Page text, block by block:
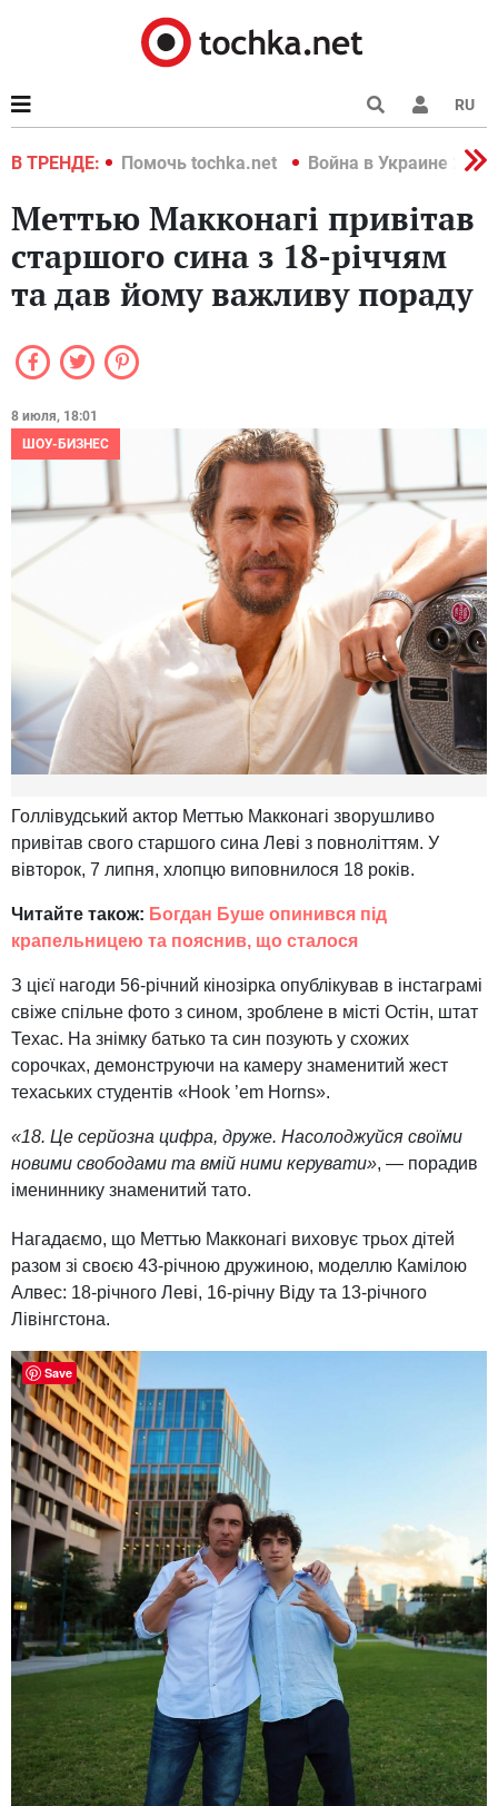
RU
В ТРЕНДЕ:
2022 Помочь tochka.net Война в Украине 2022
Меттью Макконагі привітав
старшого сина з 18-річчям
та дав йому важливу пораду
8 июля, 18:01
ШОУ-БИЗНЕС
Голлівудський актор Меттью Макконагі зворушливо
привітав свого старшого сина Леві з повноліттям. У
вівторок, 7 липня, хлопцю виповнилося 18 років.
Читайте також: Богдан Буше опинився під
крапельницею та пояснив, що сталося
З цієї нагоди 56-річний кінозірка опублікував в інстаграмі
свіже спільне фото з сином, зроблене в місті Остін, штат
Техас. На знімку батько та син позують у схожих
сорочках, демонструючи на камеру знаменитий жест
техаських студентів «Hook ’em Horns».
«18. Це серйозна цифра, друже. Насолоджуйся своїми
новими свободами та вмій ними керувати», — порадив
імениннику знаменитий тато.
Нагадаємо, що Меттью Макконагі виховує трьох дітей
разом зі своєю 43-річною дружиною, моделлю Камілою
Алвес: 18-річного Леві, 16-річну Віду та 13-річного
Лівінгстона.
Save